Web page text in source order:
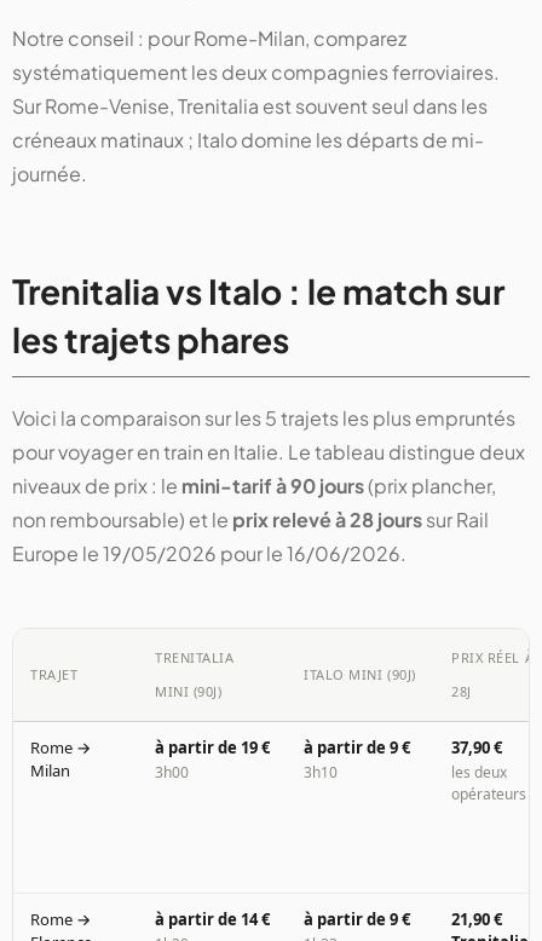
Notre conseil : pour Rome-Milan, comparez
systématiquement les deux compagnies ferroviaires.
Sur Rome-Venise, Trenitalia est souvent seul dans les
créneaux matinaux ; Italo domine les départs de mi-
journée.
Trenitalia vs Italo : le match sur
les trajets phares
Voici la comparaison sur les 5 trajets les plus empruntés
pour voyager en train en Italie. Le tableau distingue deux
niveaux de prix : le mini-tarif à 90 jours(prix plancher,
non remboursable) et le prix relevé à 28 jourssur Rail
Europe le 19/05/2026 pour le 16/06/2026.
TRAJET
TRENITALIA
MINI (90J)
ITALO MINI (90J)
PRIX RÉEL À
28J
Rome →
Milan
à partir de 19 €
3h00
à partir de 9 €
3h10
37,90 €
les deux
opérateurs
Rome →
à partir de 14 € à partir de 9 €
21,90 €